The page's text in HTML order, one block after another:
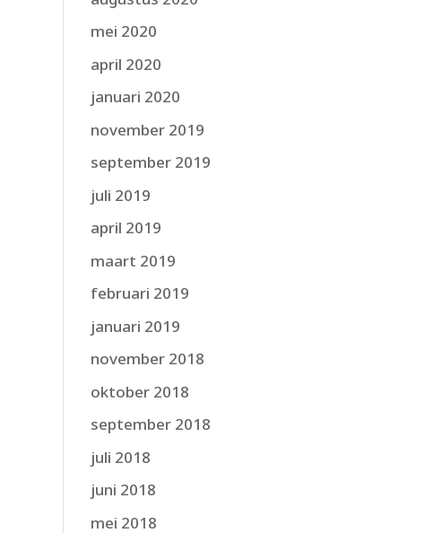
mei 2020
april 2020
januari 2020
november 2019
september 2019
juli 2019
april 2019
maart 2019
februari 2019
januari 2019
november 2018
oktober 2018
september 2018
juli 2018
juni 2018
mei 2018